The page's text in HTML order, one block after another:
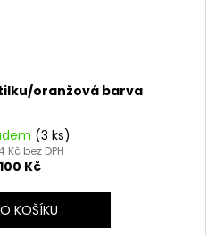
oranžová barva
(3 ks)
Kč bez DPH
100 Kč
KOŠÍKU